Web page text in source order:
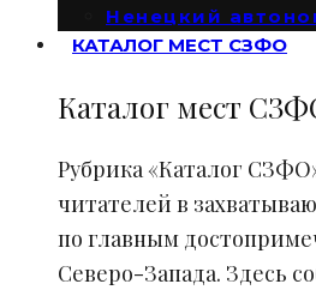
Ненецкий
КАТАЛОГ МЕСТ СЗФО
Каталог мест
Рубрика «Каталог
читателей в
по главным
Северо-Запада. Здесь